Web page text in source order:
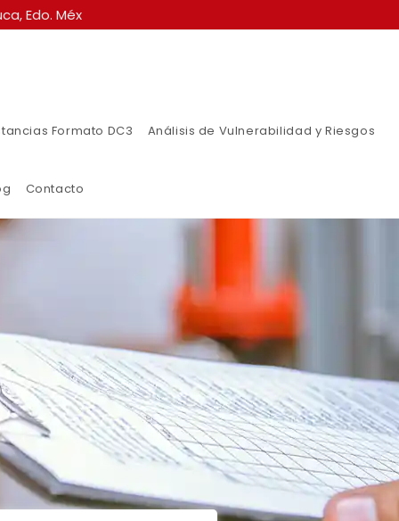
Edo. Méx
Formato DC3 Análisis de Vulnerabilidad y Riesgos
Contacto